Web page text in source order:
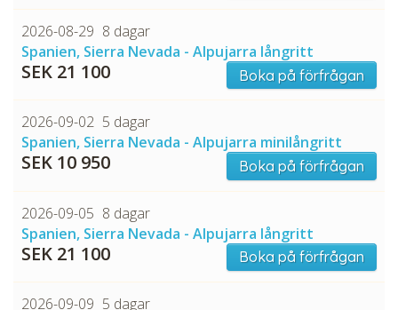
2026-08-29 8 dagar
Spanien, Sierra Nevada - Alpujarra långritt
SEK 21 100 Boka på förfrågan
2026-09-02 5 dagar
Spanien, Sierra Nevada - Alpujarra minilångritt
SEK 10 950 Boka på förfrågan
2026-09-05 8 dagar
Spanien, Sierra Nevada - Alpujarra långritt
SEK 21 100 Boka på förfrågan
2026-09-09 5 dagar